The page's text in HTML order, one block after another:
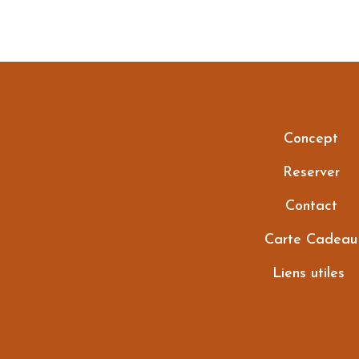
Concept
Reserver
Contact
Carte Cadeau
Liens utiles